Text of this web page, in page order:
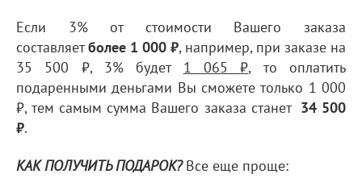
Если 3% от стоимости Вашего заказа
составляетболее 1 000 ₽, например, при заказе на
35 500 ₽, 3% будет 1 065 ₽, то оплатить
подаренными деньгами Вы сможете только 1 000
₽, тем самым сумма Вашего заказа станет 34 500
₽.
КАК ПОЛУЧИТЬ ПОДАРОК?Все еще проще: